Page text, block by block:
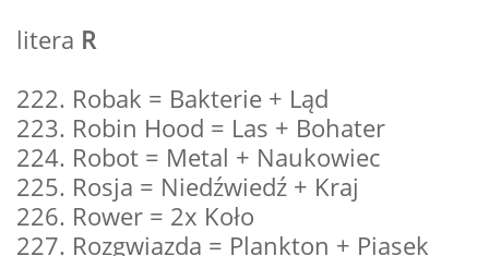
litera R
222. Robak = Bakterie + Ląd
223. Robin Hood = Las + Bohater
224. Robot = Metal + Naukowiec
225. Rosja = Niedźwiedź + Kraj
226. Rower = 2x Koło
227. Rozgwiazda = Plankton + Piasek